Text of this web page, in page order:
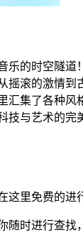
乐的时空隧道
摇滚的激情到
汇集了各种风
技与艺术的完
这里免费的进
随时进行查找，